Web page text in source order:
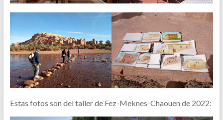
Estas fotos son del taller de Fez-Meknes-Chaouen de 2022: